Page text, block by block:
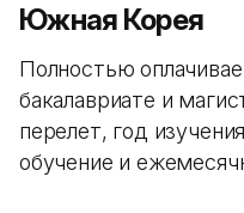
Южная Корея
Полностью
бакалавриате и
перелет, год
обучение и